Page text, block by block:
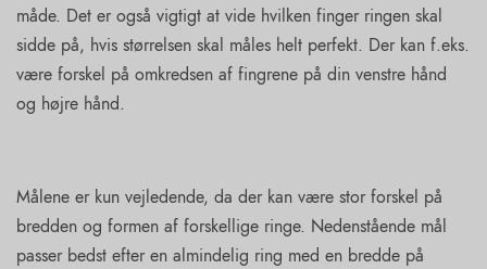
måde. Det er også vigtigt at vide hvilken finger ringen skal
sidde på, hvis størrelsen skal måles helt perfekt. Der kan f.eks.
være forskel på omkredsen af fingrene på din venstre hånd
og højre hånd.
Målene er kun vejledende, da der kan være stor forskel på
bredden og formen af forskellige ringe. Nedenstående mål
passer bedst efter en almindelig ring med en bredde på